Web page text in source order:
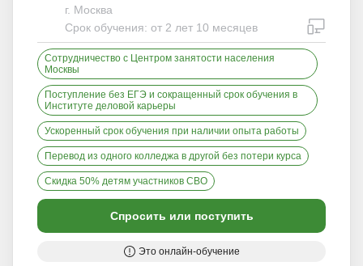
г. Москва
Срок обучения: от 2 лет 10 месяцев
Сотрудничество с Центром занятости населения
Москвы
Поступление без ЕГЭ и сокращенный срок обучения в
Институте деловой карьеры
Ускоренный срок обучения при наличии опыта работы
Перевод из одного колледжа в другой без потери курса
Скидка 50% детям участников СВО
Спросить или поступить
Это онлайн-обучение